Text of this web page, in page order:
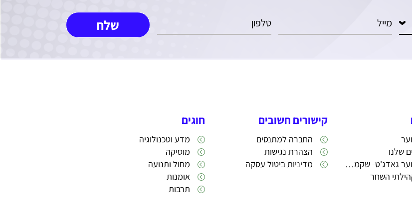
שלנו
מרכז נוער גאדג'ט- שקמה 22
השחר
קישורים חשובים
החברה למתנסים
הצהרת נגישות
מדיניות ביטול עסקה
חוגים
מדע וטכנולוגיה
מוסיקה
מחול ותנועה
אומנות
תרבות